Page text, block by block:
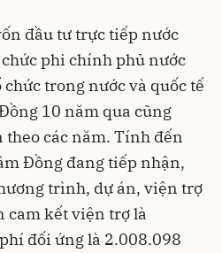
đầu tư trực tiếp nước
phi chính phủ nước
trong nước và quốc tế
10 năm qua cũng
các năm. Tính đến
Đồng đang tiếp nhận,
trình, dự án, viện trợ
cam kết viện trợ là
đối ứng là 2.008.098